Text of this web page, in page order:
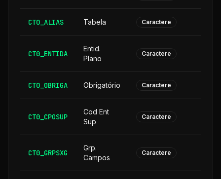
CT0_ALIAS Tabela Caractere
CT0_ENTIDA
Entid.
Plano
Caractere
CT0_OBRIGA Obrigatório Caractere
CT0_CPOSUP
Cod Ent
Sup
Caractere
CT0_GRPSXG
Grp.
Campos
Caractere